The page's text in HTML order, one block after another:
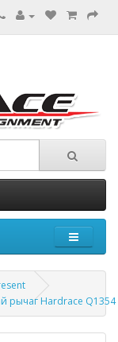
рычаг Hardrace Q1354